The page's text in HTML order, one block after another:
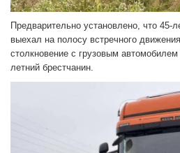
Предварительно установлено, что 45-
выехал на полосу встречного
столкновение с грузовым
летний брестчанин.